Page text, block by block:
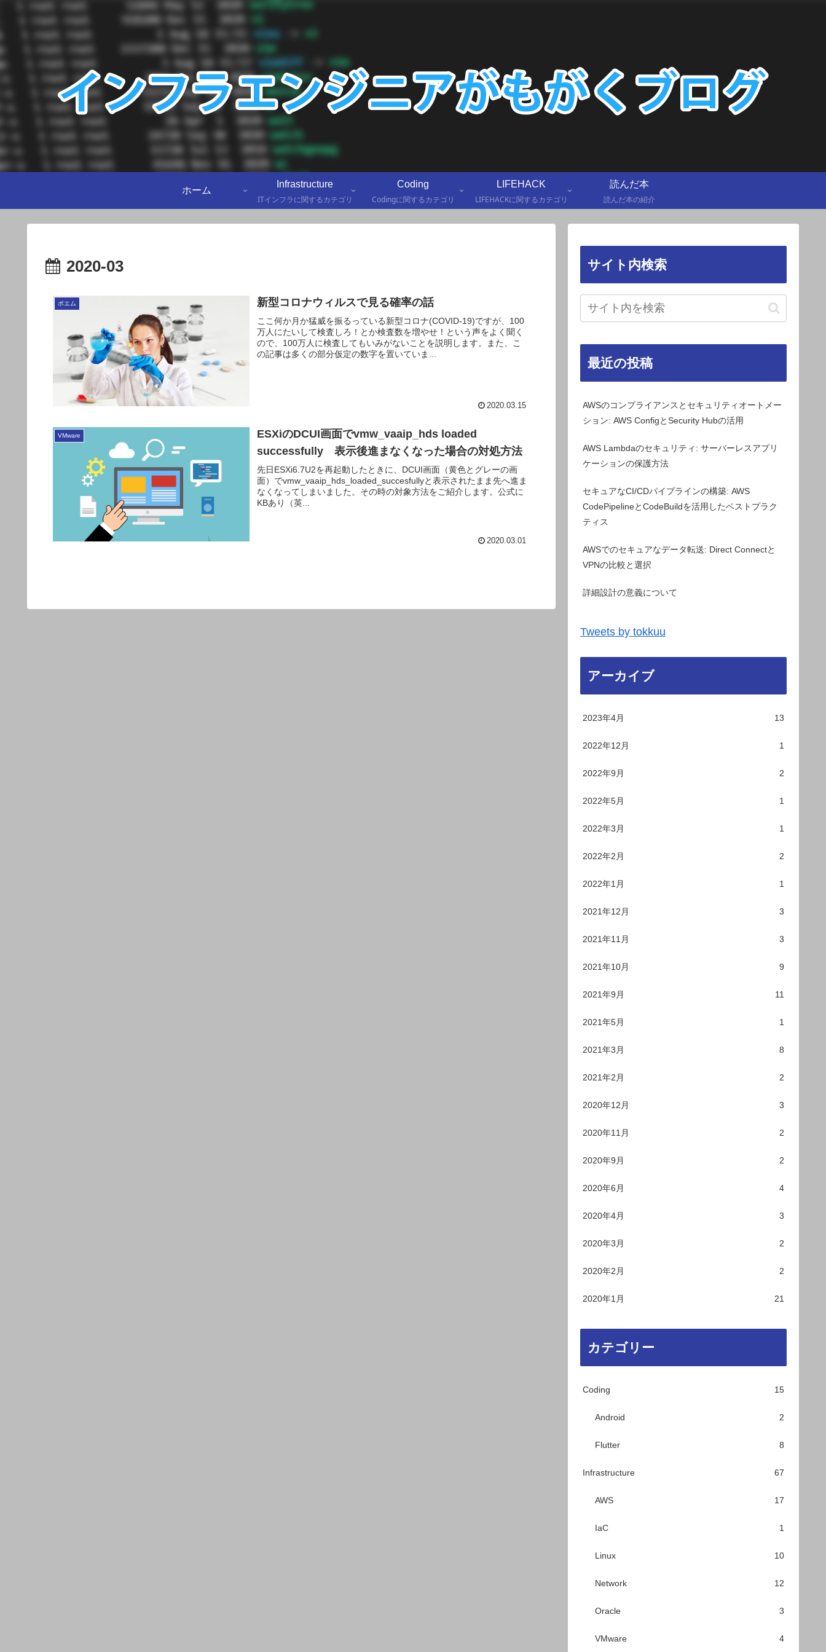
ホーム
Infrastructure
ITインフラに関するカテゴリ
Coding
Codingに関するカテゴリ
LIFEHACK
LIFEHACKに関するカテゴリ
読んだ本
読んだ本の紹介
2020-03
ポエム 新型コロナウィルスで見る確率の話
ここ何か月か猛威を振るっている新型コロナ(COVID-19)ですが、100
万人にたいして検査しろ！とか検査数を増やせ！という声をよく聞く
ので、100万人に検査してもいみがないことを説明します。また、こ
の記事は多くの部分仮定の数字を置いていま...
2020.03.15
VMware
ESXiのDCUI画面でvmw_vaaip_hds loaded
successfully 表示後進まなくなった場合の対処方法
先日ESXi6.7U2を再起動したときに、DCUI画面（黄色とグレーの画
面）でvmw_vaaip_hds_loaded_succesfullyと表示されたまま先へ進ま
なくなってしまいました。その時の対象方法をご紹介します。公式に
KBあり（英...
2020.03.01
サイト内検索
最近の投稿
AWSのコンプライアンスとセキュリティオートメー
ション: AWS ConfigとSecurity Hubの活用
AWS Lambdaのセキュリティ: サーバーレスアプリ
ケーションの保護方法
セキュアなCI/CDパイプラインの構築: AWS
CodePipelineとCodeBuildを活用したベストプラク
ティス
AWSでのセキュアなデータ転送: Direct Connectと
VPNの比較と選択
詳細設計の意義について
Tweets by tokkuu
アーカイブ
2023年4月 13
2022年12月 1
2022年9月 2
2022年5月 1
2022年3月 1
2022年2月 2
2022年1月 1
2021年12月 3
2021年11月 3
2021年10月 9
2021年9月 11
2021年5月 1
2021年3月 8
2021年2月 2
2020年12月 3
2020年11月 2
2020年9月 2
2020年6月 4
2020年4月 3
2020年3月 2
2020年2月 2
2020年1月 21
カテゴリー
Coding 15
Android 2
Flutter 8
Infrastructure 67
AWS 17
IaC 1
Linux 10
Network 12
Oracle 3
VMware 4